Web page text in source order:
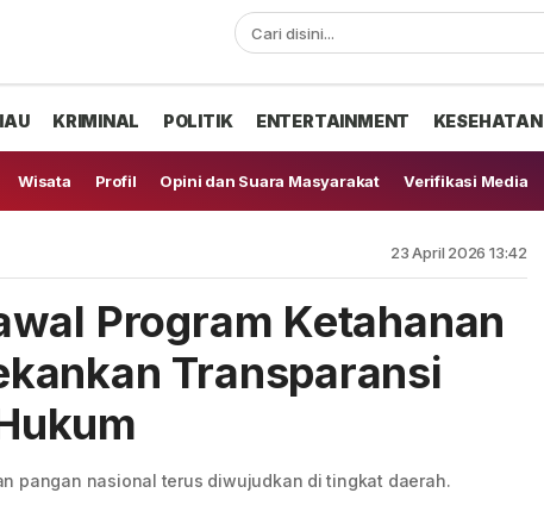
KRIMINAL POLITIK ENTERTAINMENT KESEHATAN
Wisata Profil Opini dan Suara Masyarakat Verifikasi Media
23 April 2026 13:42
Program Ketahanan
Transparansi
pangan nasional terus diwujudkan di tingkat daerah.